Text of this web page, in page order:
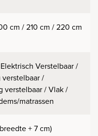
cm / 210 cm / 220 cm
Verstelbaar /
/
verstelbaar / Vlak /
matrassen
+ 7 cm)